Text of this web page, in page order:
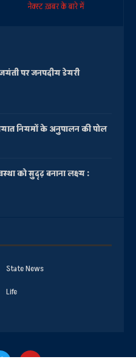
State News
Life
नेक्स्ट ख़बर के बारे में
पर जनपदीय डेयरी
नियमों के अनुपालन की पोल
को सुदृढ़ बनाना लक्ष्य :